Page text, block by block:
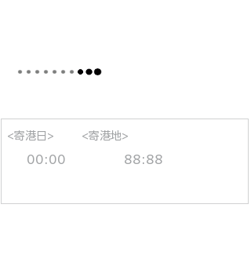
<寄港日>
00:00
<寄港地>
88:88